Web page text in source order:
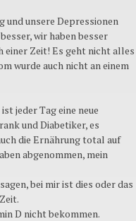
und unsere Depressionen
wir haben besser
einer Zeit! Es geht nicht alles
wurde auch nicht an einem
jeder Tag eine neue
und Diabetiker, es
die Ernährung total auf
abgenommen, mein
bei mir ist dies oder das
D nicht bekommen.